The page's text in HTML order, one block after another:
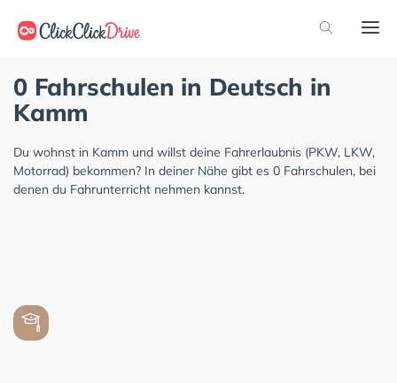
0 Fahrschulen in Deutsch in
Kamm
Du wohnst in Kamm und willst deine Fahrerlaubnis (PKW, LKW,
Motorrad) bekommen? In deiner Nähe gibt es 0 Fahrschulen, bei
denen du Fahrunterricht nehmen kannst.